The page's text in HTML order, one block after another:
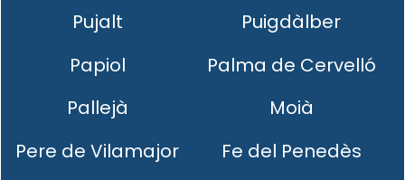
Pujalt
Puigdàlber
Papiol
Palma de Cervelló
Pallejà
Moià
Pere de Vilamajor
Fe del Penedès